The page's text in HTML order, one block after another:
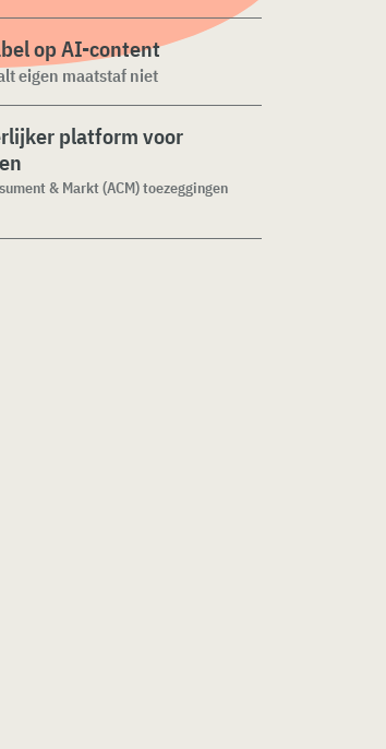
op AI-content
eigen maatstaf niet
platform voor
& Markt (ACM) toezeggingen